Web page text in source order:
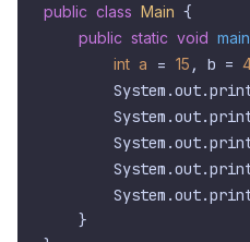
public class Main {
public static void main
int a = 15 , b =
    }